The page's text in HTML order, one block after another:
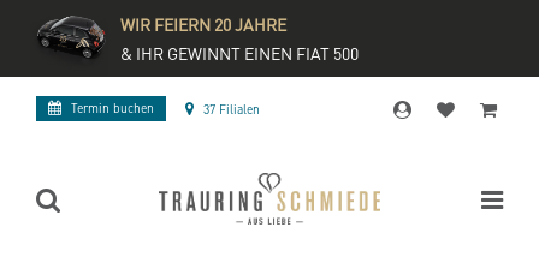
WIR FEIERN 20 JAHRE
& IHR GEWINNT EINEN FIAT 500
Termin buchen 37 Filialen